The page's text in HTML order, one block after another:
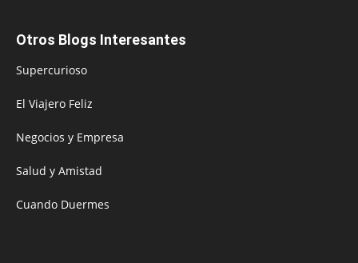
Otros Blogs Interesantes
Supercurioso
El Viajero Feliz
Negocios y Empresa
Salud y Amistad
Cuando Duermes